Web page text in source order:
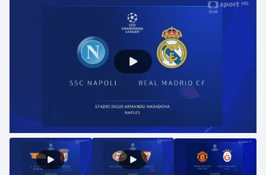
Krasobruslení
Lyže a snowboard
Moderní pětiboj